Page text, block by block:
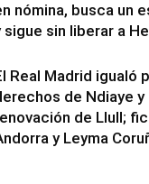
nómina, busca un
sigue sin liberar a
Real Madrid igualó
de Ndiaye y
de Llull;
y Leyma